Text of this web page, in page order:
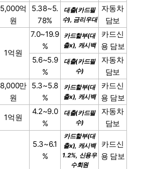
5,000억
원
5.38~5.
78%
대출(카드필
수), 금리우대
자동차
담보
1억원
7.0~19.9
%
카드할부(대
출x), 캐시백
카드신
용 담보
5.6~5.9
%
대출(카드필
수)
자동차
담보
8,000만
원
5.3~5.8
%
카드할부(대
출x), 캐시백
카드신
용 담보
1억원
4.2~9.0
%
대출(카드필
수)
자동차
담보
5.3~6.1
%
카드할부(대
출x), 캐시백
1.2%, 신용우
수회원
카드신
용 담보